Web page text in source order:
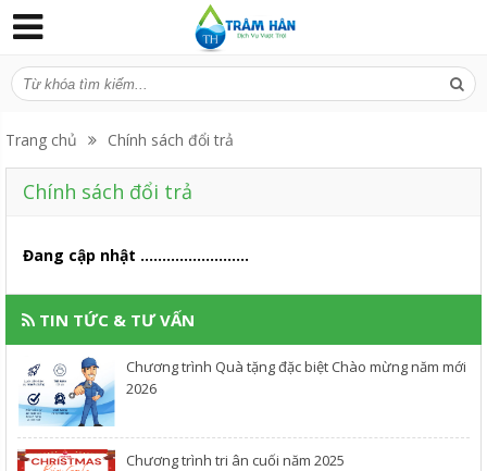
Trang chủ Chính sách đổi trả
Chính sách đổi trả
Đang cập nhật .........................
TIN TỨC & TƯ VẤN
Chương trình Quà tặng đặc biệt Chào mừng năm mới
2026
Chương trình tri ân cuối năm 2025